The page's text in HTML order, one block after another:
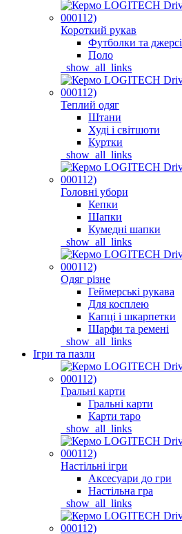
Короткий рукав
Футболки та джерсі
Поло
_show_all_links
Теплий одяг
Штани
Худі і світшоти
Куртки
_show_all_links
Головні убори
Кепки
Шапки
Кумедні шапки
_show_all_links
Одяг різне
Геймерські рукава
Для косплею
Капці і шкарпетки
Шарфи та ремені
_show_all_links
Ігри та пазли
Гральні карти
Гральні карти
Карти таро
_show_all_links
Настільні ігри
Аксесуари до гри
Настільна гра
_show_all_links